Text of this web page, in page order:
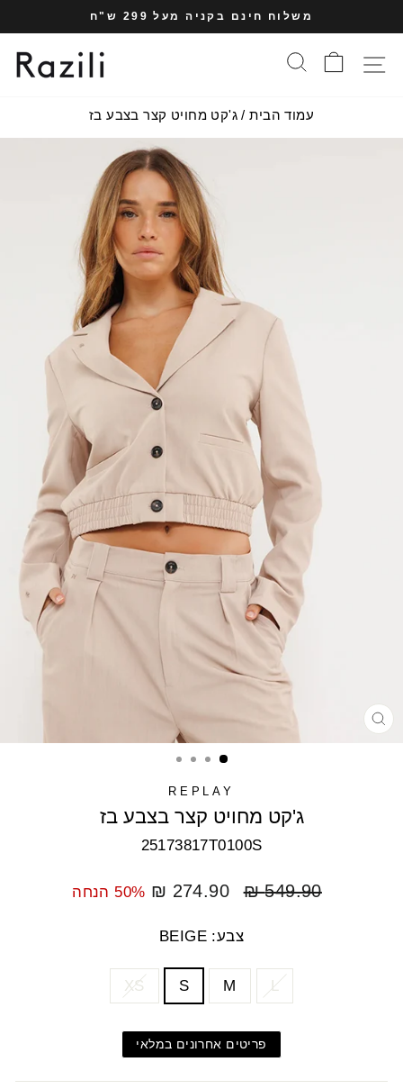
לתוכן
עצרי
משלוח חינם בקניה מעל 299 ש"ח
תפריט אתרסל הקניות
עמוד הבית / ג'קט מחויט קצר בצבע בז
סגור
REPLAY
ג'קט מחויט קצר בצבע בז
25173817T0100S
מחיר
549.90 ₪
מחיר
274.90 ₪ 50% הנחה
צבע: BEIGE
XS S M L
פריטים אחרונים במלאי